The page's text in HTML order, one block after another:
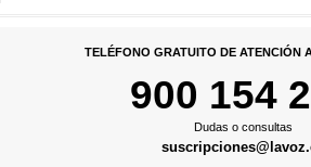
TELÉFONO GRATUITO DE ATENCIÓN
900 154
Dudas o consultas